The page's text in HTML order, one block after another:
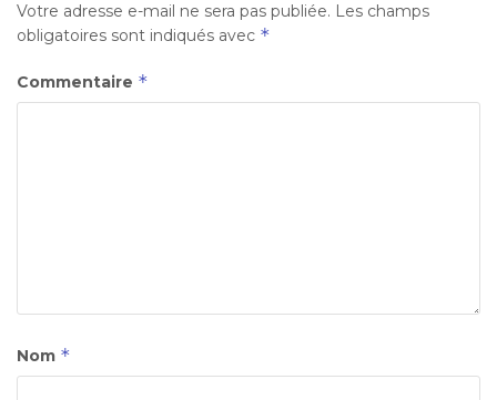
Votre adresse e-mail ne sera pas publiée. Les champs
obligatoires sont indiqués avec *
Commentaire *
Nom *